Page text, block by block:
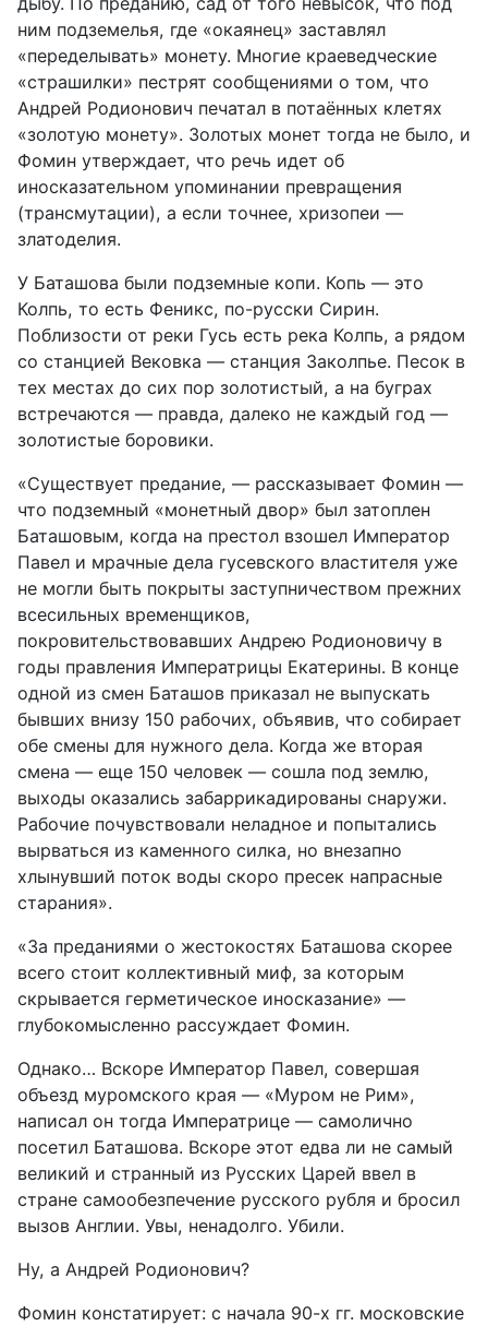
ним подземелья, где «окаянец» заставлял
«переделывать» монету. Многие краеведческие
«страшилки» пестрят сообщениями о том, что
Андрей Родионович печатал в потаённых клетях
«золотую монету». Золотых монет тогда не было, и
Фомин утверждает, что речь идет об
иносказательном упоминании превращения
(трансмутации), а если точнее, хризопеи —
златоделия.
У Баташова были подземные копи. Копь — это
Колпь, то есть Феникс, по-русски Сирин.
Поблизости от реки Гусь есть река Колпь, а рядом
со станцией Вековка — станция Заколпье. Песок в
тех местах до сих пор золотистый, а на буграх
встречаются — правда, далеко не каждый год —
золотистые боровики.
«Существует предание, — рассказывает Фомин —
что подземный «монетный двор» был затоплен
Баташовым, когда на престол взошел Император
Павел и мрачные дела гусевского властителя уже
не могли быть покрыты заступничеством прежних
всесильных временщиков,
покровительствовавших Андрею Родионовичу в
годы правления Императрицы Екатерины. В конце
одной из смен Баташов приказал не выпускать
бывших внизу 150 рабочих, объявив, что собирает
обе смены для нужного дела. Когда же вторая
смена — еще 150 человек — сошла под землю,
выходы оказались забаррикадированы снаружи.
Рабочие почувствовали неладное и попытались
вырваться из каменного силка, но внезапно
хлынувший поток воды скоро пресек напрасные
старания».
«За преданиями о жестокостях Баташова скорее
всего стоит коллективный миф, за которым
скрывается герметическое иносказание» —
глубокомысленно рассуждает Фомин.
Однако… Вскоре Император Павел, совершая
объезд муромского края — «Муром не Рим»,
написал он тогда Императрице — самолично
посетил Баташова. Вскоре этот едва ли не самый
великий и странный из Русских Царей ввел в
стране самообезпечение русского рубля и бросил
вызов Англии. Увы, ненадолго. Убили.
Ну, а Андрей Родионович?
Фомин констатирует: с начала 90-х гг. московские